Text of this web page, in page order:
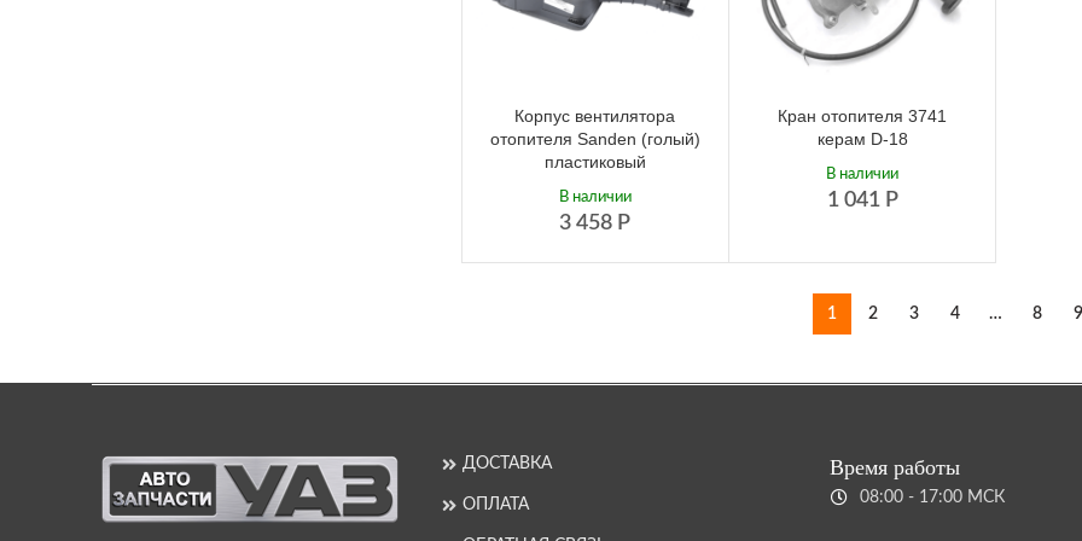
Корпус вентилятора
отопителя Sanden (голый)
пластиковый
3 458 Р
В наличии
Кран отопителя 3741
керам D-18
1 041 Р
В наличии
1 2 3 4 … 8 9
ДОСТАВКА
ОПЛАТА
Время работы
08:00 - 17:00 МСК